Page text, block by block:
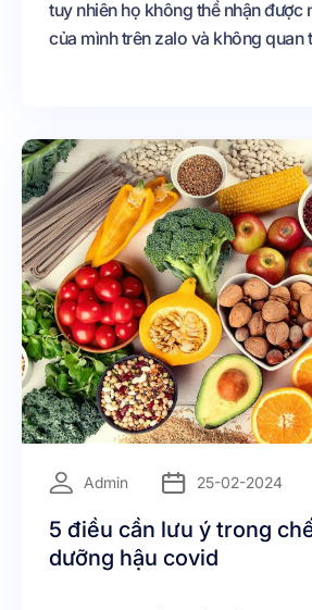
tuy nhiên họ không thể nhận được
của mình trên zalo và không quan
Admin 25-02-2024
5 điều cần lưu ý trong
dưỡng hậu covid